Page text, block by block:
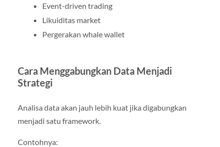
Event-driven trading
Likuiditas market
Pergerakan whale wallet
Cara Menggabungkan Data Menjadi
Strategi
Analisa data akan jauh lebih kuat jika digabungkan
menjadi satu framework.
Contohnya: